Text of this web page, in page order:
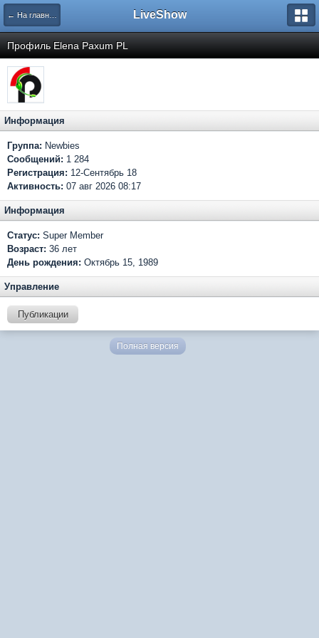
← На главную LiveShow
Профиль Elena Paxum PL
Информация
Группа: Newbies
Сообщений: 1 284
Регистрация: 12-Сентябрь 18
Активность: 07 авг 2026 08:17
Информация
Статус: Super Member
Возраст: 36 лет
День рождения: Октябрь 15, 1989
Управление
Публикации
Полная версия